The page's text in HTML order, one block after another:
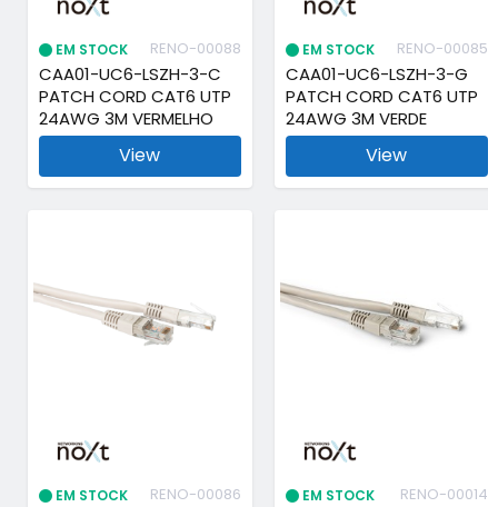
EM STOCK RENO-00088
CAA01-UC6-LSZH-3-C
PATCH CORD CAT6 UTP
24AWG 3M VERMELHO
View
EM STOCK RENO-00085
CAA01-UC6-LSZH-3-G
PATCH CORD CAT6 UTP
24AWG 3M VERDE
View
EM STOCK RENO-00086 EM STOCK RENO-00014